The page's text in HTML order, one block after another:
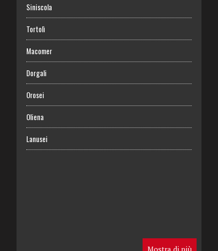
Siniscola
Tortolì
Macomer
Dorgali
Orosei
Oliena
Lanusei
Mostra di più